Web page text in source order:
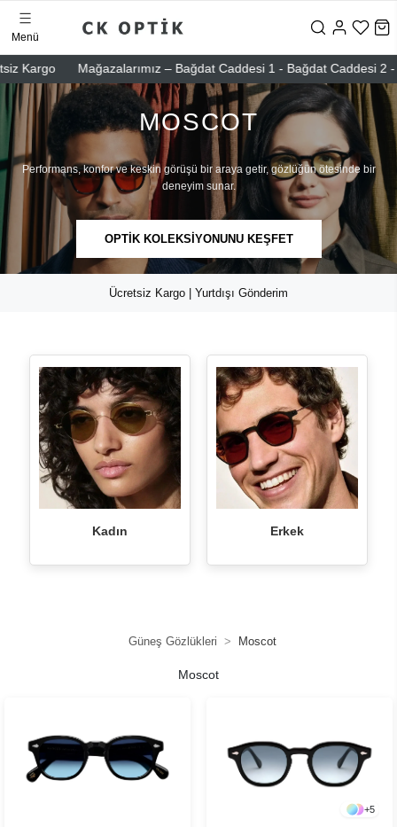
Mağazalarımız – Bağdat Caddesi 1 - Bağdat Caddesi 2 -
Menü
MOSCOT
Performans, konfor ve keskin görüşü bir araya getir, gözlüğün ötesinde bir
deneyim sunar.
OPTİK KOLEKSİYONUNU KEŞFET
Ücretsiz Kargo | Yurtdışı Gönderim
Kadın Erkek
Güneş Gözlükleri Moscot
Moscot
+5